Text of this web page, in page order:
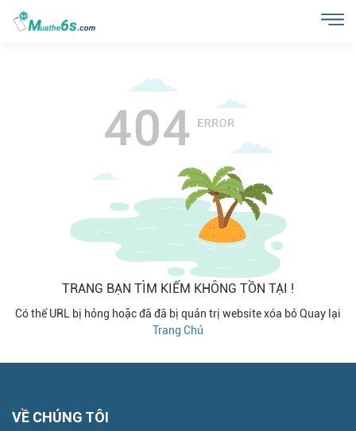
TRANG BẠN TÌM KIẾM KHÔNG TỒN TẠI !
Có thể URL bị hỏng hoặc đã đã bị quản trị website xóa bỏQuay lại
Trang Chủ
VỀ CHÚNG TÔI